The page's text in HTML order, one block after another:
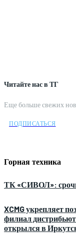
Читайте нас в ТГ
Еще больше свежих
ПОДПИСАТЬСЯ
Горная техника
ТК «СИВОЛ»:
XCMG укрепляет
филиал
открылся в